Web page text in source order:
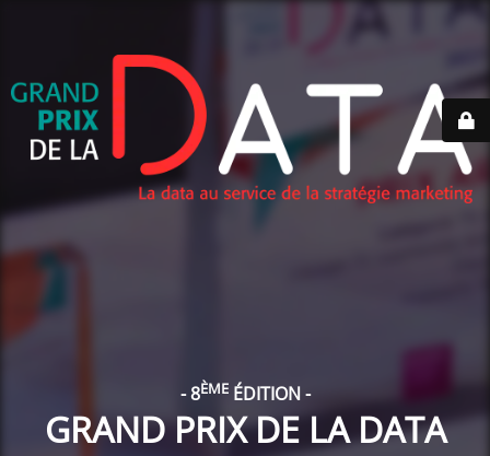
- 8ÈMEÉDITION -
GRAND PRIX DE LA DATA